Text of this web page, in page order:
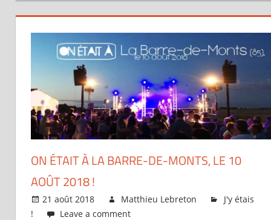
ON ÉTAIT À LA BARRE-DE-MONTS, LE 10
AOÛT 2018 !
21 août 2018 Matthieu Lebreton
J'y étais
!
Leave a comment